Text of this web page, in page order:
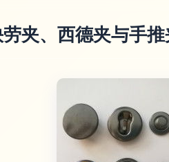
夹、西德夹与手